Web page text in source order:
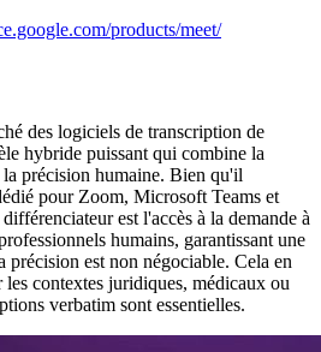
products/meet/
des logiciels de transcription de
hybride puissant qui combine la
précision humaine. Bien qu'il
pour Zoom, Microsoft Teams et
est l'accès à la demande à
humains, garantissant une
précision est non négociable. Cela en
contextes juridiques, médicaux ou
verbatim sont essentielles.